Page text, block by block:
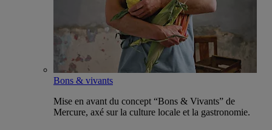
Bons & vivants
Mise en avant du concept “Bons & Vivants” de
Mercure, axé sur la culture locale et la gastronomie.